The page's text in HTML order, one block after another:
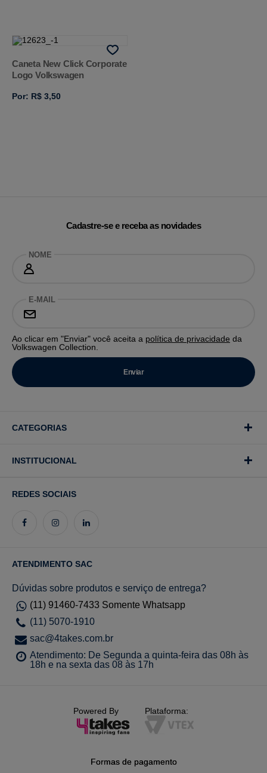
Caneta New Click Corporate
Logo Volkswagen
Por: R$ 3,50
Cadastre-se e receba as novidades
NOME
E-MAIL
Ao clicar em "Enviar" você aceita a política de privacidade da
Volkswagen Collection.
CATEGORIAS
INSTITUCIONAL
REDES SOCIAIS
ATENDIMENTO SAC
Dúvidas sobre produtos e serviço de entrega?
(11) 91460-7433 Somente Whatsapp
(11) 5070-1910
sac@4takes.com.br
Atendimento: De Segunda a quinta-feira das 08h às
18h e na sexta das 08 às 17h
Powered By Plataforma:
Formas de pagamento